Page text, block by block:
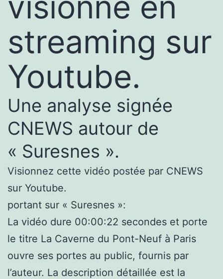
streaming sur
Youtube.
Une analyse signée
CNEWS autour de
« Suresnes ».
Visionnez cette vidéo postée par CNEWS
sur Youtube.
portant sur « Suresnes »:
La vidéo dure 00:00:22 secondes et porte
le titre La Caverne du Pont-Neuf à Paris
ouvre ses portes au public, fournis par
l’auteur. La description détaillée est la